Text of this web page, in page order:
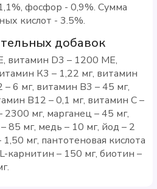
фосфор - 0,9%. Сумма
кислот - 3.5%.
добавок
витамин D3 – 1200 МЕ,
К3 – 1,22 мг, витамин
6 мг, витамин В3 – 45 мг,
В12 – 0,1 мг, витамин С –
2300 мг, марганец – 45 мг,
85 мг, медь – 10 мг, йод – 2
мг, пантотеновая кислота
карнитин – 150 мг, биотин –